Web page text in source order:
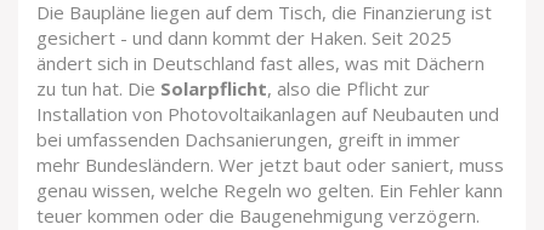
Die Baupläne liegen auf dem Tisch, die Finanzierung ist
gesichert - und dann kommt der Haken. Seit 2025
ändert sich in Deutschland fast alles, was mit Dächern
zu tun hat. Die Solarpflicht, also die Pflicht zur
Installation von Photovoltaikanlagen auf Neubauten und
bei umfassenden Dachsanierungen, greift in immer
mehr Bundesländern. Wer jetzt baut oder saniert, muss
genau wissen, welche Regeln wo gelten. Ein Fehler kann
teuer kommen oder die Baugenehmigung verzögern.